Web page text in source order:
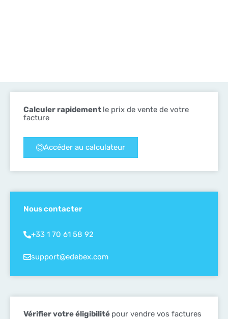
Calculer rapidement le prix de vente de votre
facture
Accéder au calculateur
Nous contacter
+33 1 70 61 58 92
support@edebex.com
Vérifier votre éligibilité pour vendre vos factures